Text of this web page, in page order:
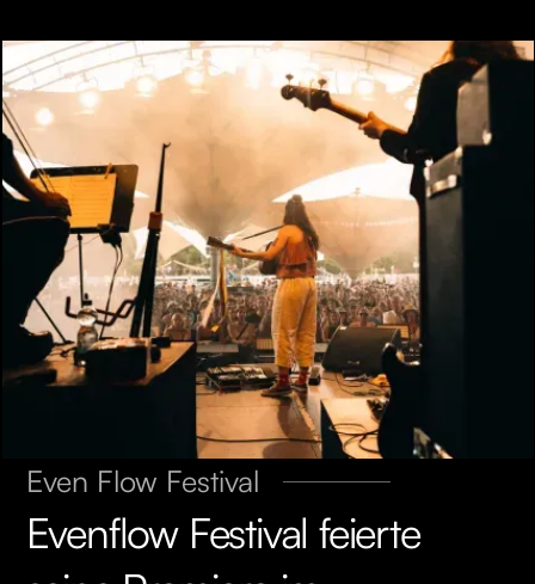
Even Flow Festival
Evenflow Festival feierte